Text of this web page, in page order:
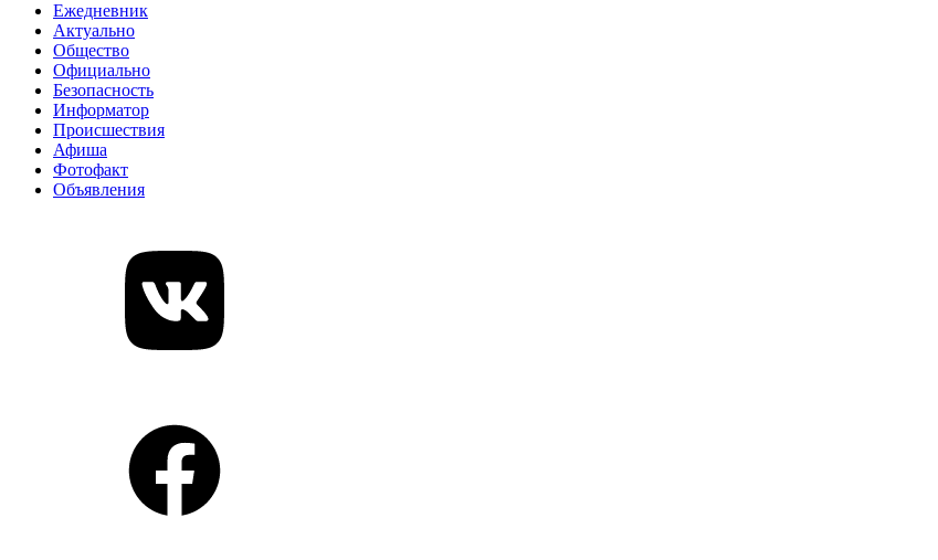
Ежедневник
Актуально
Общество
Официально
Безопасность
Информатор
Происшествия
Афиша
Фотофакт
Объявления